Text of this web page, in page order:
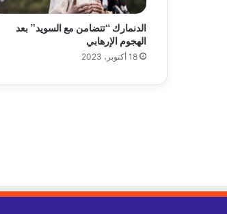
ش
ل
م
الدنمارك “تتضامن مع السويد” بعد
الهجوم الإرهابي
18 أكتوبر، 2023